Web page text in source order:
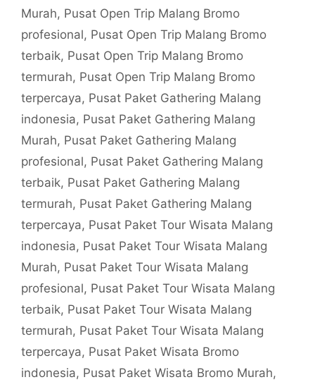
Murah, Pusat Open Trip Malang Bromo
profesional, Pusat Open Trip Malang Bromo
terbaik, Pusat Open Trip Malang Bromo
termurah, Pusat Open Trip Malang Bromo
terpercaya, Pusat Paket Gathering Malang
indonesia, Pusat Paket Gathering Malang
Murah, Pusat Paket Gathering Malang
profesional, Pusat Paket Gathering Malang
terbaik, Pusat Paket Gathering Malang
termurah, Pusat Paket Gathering Malang
terpercaya, Pusat Paket Tour Wisata Malang
indonesia, Pusat Paket Tour Wisata Malang
Murah, Pusat Paket Tour Wisata Malang
profesional, Pusat Paket Tour Wisata Malang
terbaik, Pusat Paket Tour Wisata Malang
termurah, Pusat Paket Tour Wisata Malang
terpercaya, Pusat Paket Wisata Bromo
indonesia, Pusat Paket Wisata Bromo Murah,